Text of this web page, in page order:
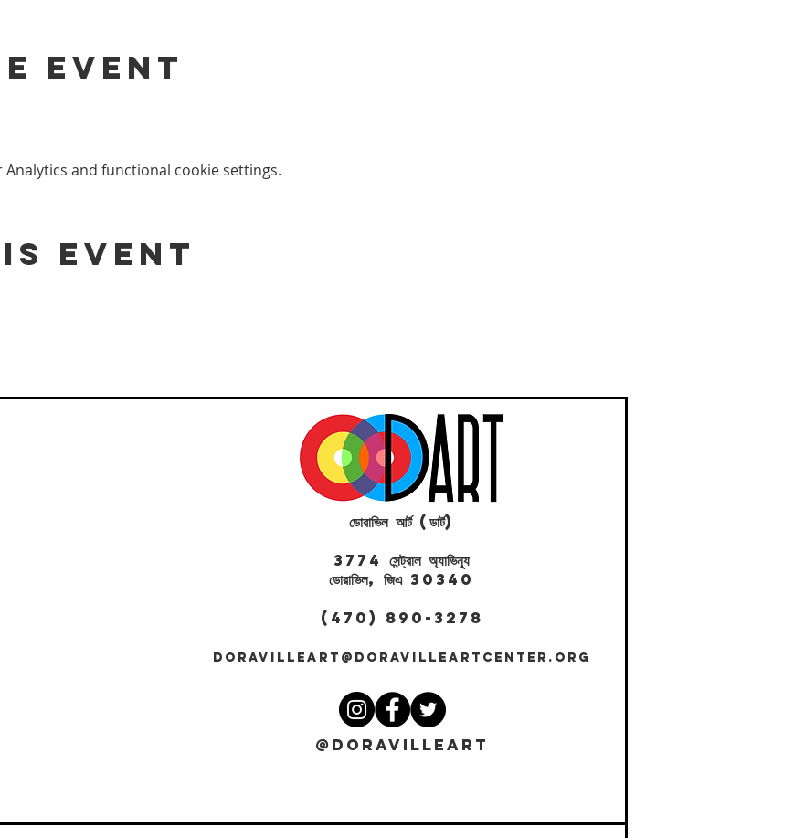
event
and functional cookie settings.
event
ডোরাভিল আর্ট (ডার্ট)
3774 সেন্ট্রাল অ্যাভিন্যু
ডোরাভিল, জিএ 30340
(470) 890-3278
DORAVILLEART@DORAVILLEARTCENTER.ORG
@DORAVILLEART